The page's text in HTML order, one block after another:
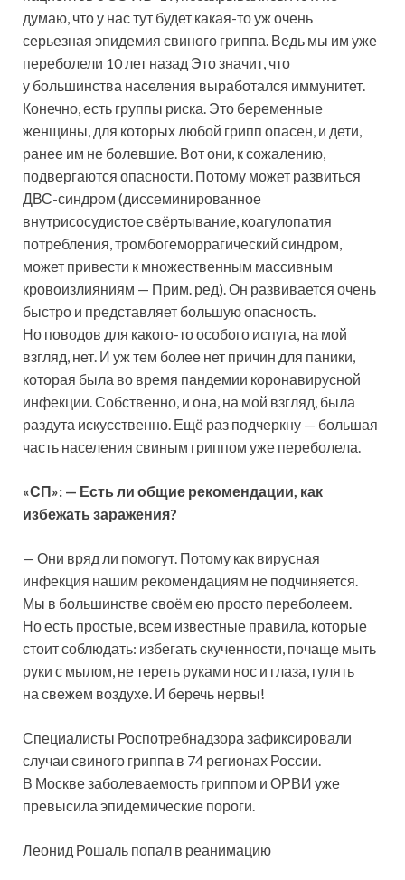
думаю, что у нас тут будет какая-то уж очень
серьезная эпидемия свиного гриппа. Ведь мы им уже
переболели 10 лет назад Это значит, что
у большинства населения выработался иммунитет.
Конечно, есть группы риска. Это беременные
женщины, для которых любой грипп опасен, и дети,
ранее им не болевшие. Вот они, к сожалению,
подвергаются опасности. Потому может развиться
ДВС-синдром (диссеминированное
внутрисосудистое свёртывание, коагулопатия
потребления, тромбогеморрагический синдром,
может привести к множественным массивным
кровоизлияниям — Прим. ред). Он развивается очень
быстро и представляет большую опасность.
Но поводов для какого-то особого испуга, на мой
взгляд, нет. И уж тем более нет причин для паники,
которая была во время пандемии коронавирусной
инфекции. Собственно, и она, на мой взгляд, была
раздута искусственно. Ещё раз подчеркну — большая
часть населения свиным гриппом уже переболела.
«СП»: — Есть ли общие рекомендации, как
избежать заражения?
— Они вряд ли помогут. Потому как вирусная
инфекция нашим рекомендациям не подчиняется.
Мы в большинстве своём ею просто переболеем.
Но есть простые, всем известные правила, которые
стоит соблюдать: избегать скученности, почаще мыть
руки с мылом, не тереть руками нос и глаза, гулять
на свежем воздухе. И беречь нервы!
Специалисты Роспотребнадзора зафиксировали
случаи свиного гриппа в 74 регионах России.
В Москве заболеваемость гриппом и ОРВИ уже
превысила эпидемические пороги.
Леонид Рошаль попал в реанимацию